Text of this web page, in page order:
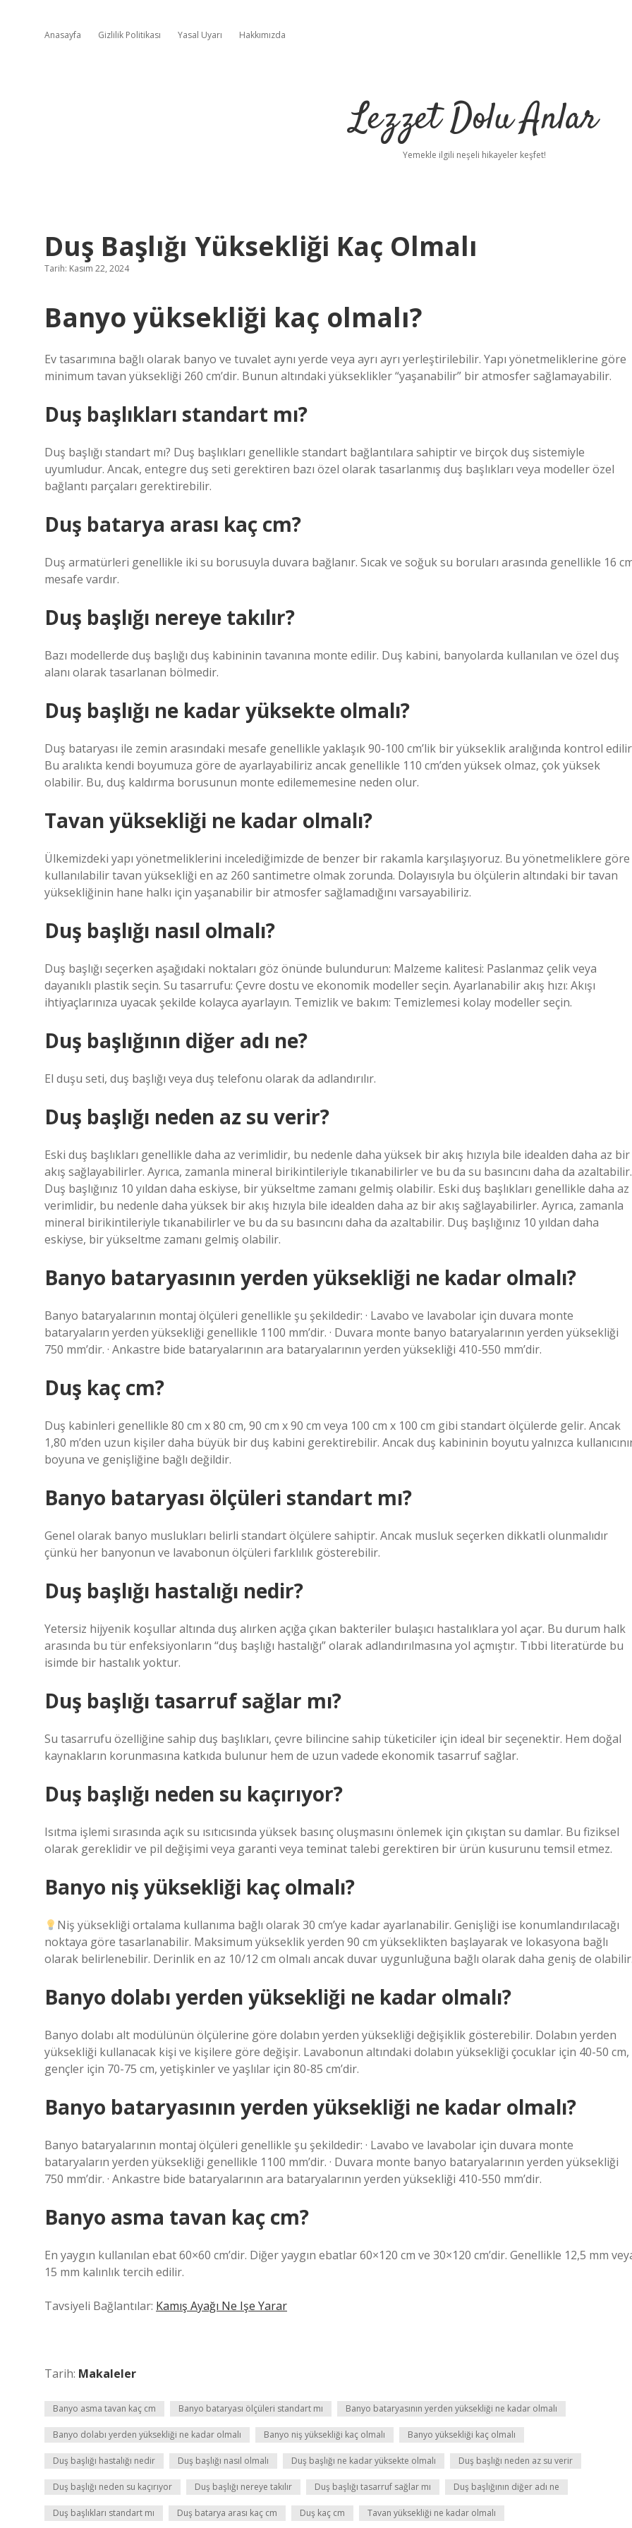
Anasayfa Gizlilik Politikası Yasal Uyarı Hakkımızda
Lezzet Dolu Anlar
Yemekle ilgili neşeli hikayeler keşfet!
Duş Başlığı Yüksekliği Kaç Olmalı
Tarih: Kasım 22, 2024
Banyo yüksekliği kaç olmalı?
Ev tasarımına bağlı olarak banyo ve tuvalet aynı yerde veya ayrı ayrı yerleştirilebilir. Yapı yönetmeliklerine göre
minimum tavan yüksekliği 260 cm’dir. Bunun altındaki yükseklikler “yaşanabilir” bir atmosfer sağlamayabilir.
Duş başlıkları standart mı?
Duş başlığı standart mı? Duş başlıkları genellikle standart bağlantılara sahiptir ve birçok duş sistemiyle
uyumludur. Ancak, entegre duş seti gerektiren bazı özel olarak tasarlanmış duş başlıkları veya modeller özel
bağlantı parçaları gerektirebilir.
Duş batarya arası kaç cm?
Duş armatürleri genellikle iki su borusuyla duvara bağlanır. Sıcak ve soğuk su boruları arasında genellikle 16
mesafe vardır.
Duş başlığı nereye takılır?
Bazı modellerde duş başlığı duş kabininin tavanına monte edilir. Duş kabini, banyolarda kullanılan ve özel duş
alanı olarak tasarlanan bölmedir.
Duş başlığı ne kadar yüksekte olmalı?
Duş bataryası ile zemin arasındaki mesafe genellikle yaklaşık 90-100 cm’lik bir yükseklik aralığında kontrol
Bu aralıkta kendi boyumuza göre de ayarlayabiliriz ancak genellikle 110 cm’den yüksek olmaz, çok yüksek
olabilir. Bu, duş kaldırma borusunun monte edilememesine neden olur.
Tavan yüksekliği ne kadar olmalı?
Ülkemizdeki yapı yönetmeliklerini incelediğimizde de benzer bir rakamla karşılaşıyoruz. Bu yönetmeliklere göre
kullanılabilir tavan yüksekliği en az 260 santimetre olmak zorunda. Dolayısıyla bu ölçülerin altındaki bir tavan
yüksekliğinin hane halkı için yaşanabilir bir atmosfer sağlamadığını varsayabiliriz.
Duş başlığı nasıl olmalı?
Duş başlığı seçerken aşağıdaki noktaları göz önünde bulundurun: Malzeme kalitesi: Paslanmaz çelik veya
dayanıklı plastik seçin. Su tasarrufu: Çevre dostu ve ekonomik modeller seçin. Ayarlanabilir akış hızı: Akışı
ihtiyaçlarınıza uyacak şekilde kolayca ayarlayın. Temizlik ve bakım: Temizlemesi kolay modeller seçin.
Duş başlığının diğer adı ne?
El duşu seti, duş başlığı veya duş telefonu olarak da adlandırılır.
Duş başlığı neden az su verir?
Eski duş başlıkları genellikle daha az verimlidir, bu nedenle daha yüksek bir akış hızıyla bile idealden daha az bir
akış sağlayabilirler. Ayrıca, zamanla mineral birikintileriyle tıkanabilirler ve bu da su basıncını daha da azaltabilir.
Duş başlığınız 10 yıldan daha eskiyse, bir yükseltme zamanı gelmiş olabilir. Eski duş başlıkları genellikle daha az
verimlidir, bu nedenle daha yüksek bir akış hızıyla bile idealden daha az bir akış sağlayabilirler. Ayrıca, zamanla
mineral birikintileriyle tıkanabilirler ve bu da su basıncını daha da azaltabilir. Duş başlığınız 10 yıldan daha
eskiyse, bir yükseltme zamanı gelmiş olabilir.
Banyo bataryasının yerden yüksekliği ne kadar olmalı?
Banyo bataryalarının montaj ölçüleri genellikle şu şekildedir: · Lavabo ve lavabolar için duvara monte
bataryaların yerden yüksekliği genellikle 1100 mm’dir. · Duvara monte banyo bataryalarının yerden yüksekliği
750 mm’dir. · Ankastre bide bataryalarının ara bataryalarının yerden yüksekliği 410-550 mm’dir.
Duş kaç cm?
Duş kabinleri genellikle 80 cm x 80 cm, 90 cm x 90 cm veya 100 cm x 100 cm gibi standart ölçülerde gelir. Ancak
1,80 m’den uzun kişiler daha büyük bir duş kabini gerektirebilir. Ancak duş kabininin boyutu yalnızca
boyuna ve genişliğine bağlı değildir.
Banyo bataryası ölçüleri standart mı?
Genel olarak banyo muslukları belirli standart ölçülere sahiptir. Ancak musluk seçerken dikkatli olunmalıdır
çünkü her banyonun ve lavabonun ölçüleri farklılık gösterebilir.
Duş başlığı hastalığı nedir?
Yetersiz hijyenik koşullar altında duş alırken açığa çıkan bakteriler bulaşıcı hastalıklara yol açar. Bu durum halk
arasında bu tür enfeksiyonların “duş başlığı hastalığı” olarak adlandırılmasına yol açmıştır. Tıbbi literatürde bu
isimde bir hastalık yoktur.
Duş başlığı tasarruf sağlar mı?
Su tasarrufu özelliğine sahip duş başlıkları, çevre bilincine sahip tüketiciler için ideal bir seçenektir. Hem doğal
kaynakların korunmasına katkıda bulunur hem de uzun vadede ekonomik tasarruf sağlar.
Duş başlığı neden su kaçırıyor?
Isıtma işlemi sırasında açık su ısıtıcısında yüksek basınç oluşmasını önlemek için çıkıştan su damlar. Bu fiziksel
olarak gereklidir ve pil değişimi veya garanti veya teminat talebi gerektiren bir ürün kusurunu temsil etmez.
Banyo niş yüksekliği kaç olmalı?
Niş yüksekliği ortalama kullanıma bağlı olarak 30 cm’ye kadar ayarlanabilir. Genişliği ise konumlandırılacağı
noktaya göre tasarlanabilir. Maksimum yükseklik yerden 90 cm yükseklikten başlayarak ve lokasyona bağlı
olarak belirlenebilir. Derinlik en az 10/12 cm olmalı ancak duvar uygunluğuna bağlı olarak daha geniş de
Banyo dolabı yerden yüksekliği ne kadar olmalı?
Banyo dolabı alt modülünün ölçülerine göre dolabın yerden yüksekliği değişiklik gösterebilir. Dolabın yerden
yüksekliği kullanacak kişi ve kişilere göre değişir. Lavabonun altındaki dolabın yüksekliği çocuklar için 40-50 cm,
gençler için 70-75 cm, yetişkinler ve yaşlılar için 80-85 cm’dir.
Banyo bataryasının yerden yüksekliği ne kadar olmalı?
Banyo bataryalarının montaj ölçüleri genellikle şu şekildedir: · Lavabo ve lavabolar için duvara monte
bataryaların yerden yüksekliği genellikle 1100 mm’dir. · Duvara monte banyo bataryalarının yerden yüksekliği
750 mm’dir. · Ankastre bide bataryalarının ara bataryalarının yerden yüksekliği 410-550 mm’dir.
Banyo asma tavan kaç cm?
En yaygın kullanılan ebat 60×60 cm’dir. Diğer yaygın ebatlar 60×120 cm ve 30×120 cm’dir. Genellikle 12,5 mm
15 mm kalınlık tercih edilir.
Tavsiyeli Bağlantılar: Kamış Ayağı Ne Işe Yarar
Tarih: Makaleler
Banyo asma tavan kaç cm Banyo bataryası ölçüleri standart mı Banyo bataryasının yerden yüksekliği ne kadar olmalı
Banyo dolabı yerden yüksekliği ne kadar olmalı Banyo niş yüksekliği kaç olmalı Banyo yüksekliği kaç olmalı
Duş başlığı hastalığı nedir Duş başlığı nasıl olmalı Duş başlığı ne kadar yüksekte olmalı Duş başlığı neden az su verir
Duş başlığı neden su kaçırıyor Duş başlığı nereye takılır Duş başlığı tasarruf sağlar mı Duş başlığının diğer adı ne
Duş başlıkları standart mı Duş batarya arası kaç cm Duş kaç cm Tavan yüksekliği ne kadar olmalı